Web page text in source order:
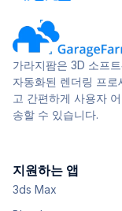
가라지팜은 3D 소프
자동화된 렌더링 프
고 간편하게 사용자
송할 수 있습니다.
지원하는 앱
3ds Max